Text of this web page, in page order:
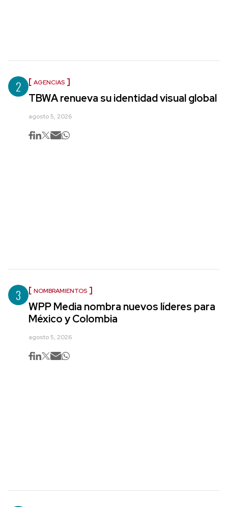
2 AGENCIAS
TBWA renueva su identidad visual global
agosto 5, 2026
3 NOMBRAMIENTOS
WPP Media nombra nuevos líderes para
México y Colombia
agosto 5, 2026